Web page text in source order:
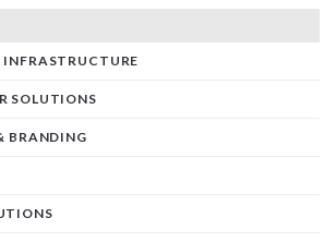
SOLUTIONS
BRANDING